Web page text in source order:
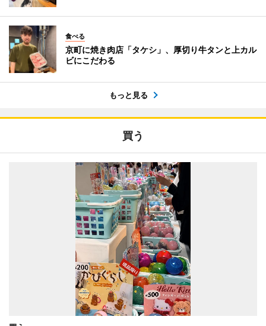
食べる
京町に焼き肉店「タケシ」、厚切り牛タンと上カル
ビにこだわる
もっと見る
買う